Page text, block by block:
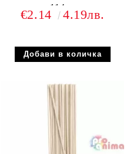
x 114 mm
€2.14 4.19лв.